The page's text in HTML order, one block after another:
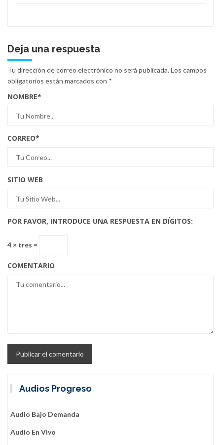
Deja una respuesta
Tu dirección de correo electrónico no será publicada.Los campos
obligatorios están marcados con *
NOMBRE*
CORREO*
SITIO WEB
POR FAVOR, INTRODUCE UNA RESPUESTA EN DÍGITOS:
4 × tres =
COMENTARIO
Audios Progreso
Audio Bajo Demanda
Audio En Vivo